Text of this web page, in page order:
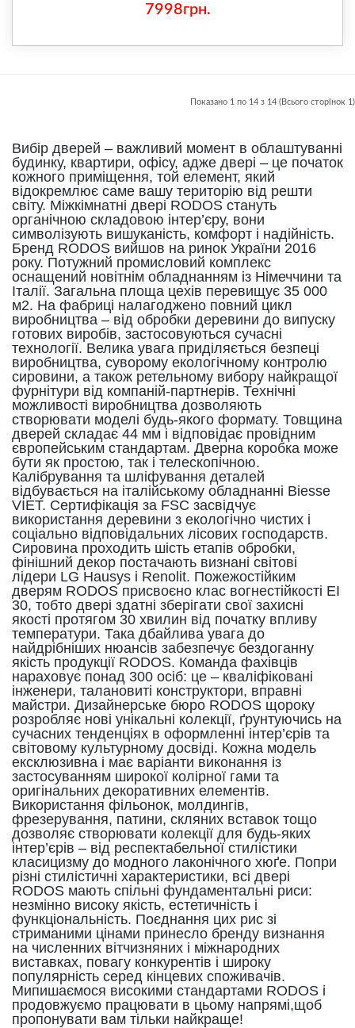
7998грн.
Показано 1 по 14 з 14 (Всього сторінок 1)
Вибір дверей – важливий момент в облаштуванні
будинку, квартири, офісу, адже двері – це початок
кожного приміщення, той елемент, який
відокремлює саме вашу територію від решти
світу. Міжкімнатні двері RODOS стануть
органічною складовою інтер’єру, вони
символізують вишуканість, комфорт і надійність.
Бренд RODOS вийшов на ринок України 2016
року. Потужний промисловий комплекс
оснащений новітнім обладнанням із Німеччини та
Італії. Загальна площа цехів перевищує 35 000
м2. На фабриці налагоджено повний цикл
виробництва – від обробки деревини до випуску
готових виробів, застосовуються сучасні
технології. Велика увага приділяється безпеці
виробництва, суворому екологічному контролю
сировини, а також ретельному вибору найкращої
фурнітури від компаній-партнерів. Технічні
можливості виробництва дозволяють
створювати моделі будь-якого формату. Товщина
дверей складає 44 мм і відповідає провідним
європейським стандартам. Дверна коробка може
бути як простою, так і телескопічною.
Калібрування та шліфування деталей
відбувається на італійському обладнанні Biesse
VIET. Сертифікація за FSC засвідчує
використання деревини з екологічно чистих і
соціально відповідальних лісових господарств.
Сировина проходить шість етапів обробки,
фінішний декор постачають визнані світові
лідери LG Hausys і Renolit. Пожежостійким
дверям RODOS присвоєно клас вогнестійкості EI
30, тобто двері здатні зберігати свої захисні
якості протягом 30 хвилин від початку впливу
температури. Така дбайлива увага до
найдрібніших нюансів забезпечує бездоганну
якість продукції RODOS. Команда фахівців
нараховує понад 300 осіб: це – кваліфіковані
інженери, талановиті конструктори, вправні
майстри. Дизайнерське бюро RODOS щороку
розробляє нові унікальні колекції, ґрунтуючись на
сучасних тенденціях в оформленні інтер’єрів та
світовому культурному досвіді. Кожна модель
ексклюзивна і має варіанти виконання із
застосуванням широкої колірної гами та
оригінальних декоративних елементів.
Використання фільонок, молдингів,
фрезерування, патини, скляних вставок тощо
дозволяє створювати колекції для будь-яких
інтер’єрів – від респектабельної стилістики
класицизму до модного лаконічного хюґе. Попри
різні стилістичні характеристики, всі двері
RODOS мають спільні фундаментальні риси:
незмінно високу якість, естетичність і
функціональність. Поєднання цих рис зі
стриманими цінами принесло бренду визнання
на численних вітчизняних і міжнародних
виставках, повагу конкурентів і широку
популярність серед кінцевих споживачів.
Мипишаємося високими стандартами RODOS і
продовжуємо працювати в цьому напрямі,щоб
пропонувати вам тільки найкраще!